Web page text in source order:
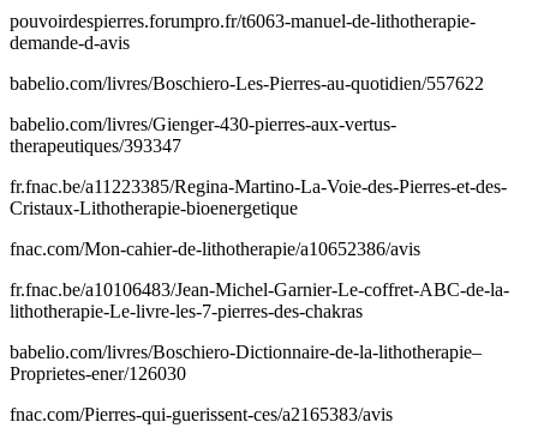
pouvoirdespierres.forumpro.fr/t6063-manuel-de-lithotherapie-
demande-d-avis
babelio.com/livres/Boschiero-Les-Pierres-au-quotidien/557622
babelio.com/livres/Gienger-430-pierres-aux-vertus-
therapeutiques/393347
fr.fnac.be/a11223385/Regina-Martino-La-Voie-des-Pierres-et-des-
Cristaux-Lithotherapie-bioenergetique
fnac.com/Mon-cahier-de-lithotherapie/a10652386/avis
fr.fnac.be/a10106483/Jean-Michel-Garnier-Le-coffret-ABC-de-la-
lithotherapie-Le-livre-les-7-pierres-des-chakras
babelio.com/livres/Boschiero-Dictionnaire-de-la-lithotherapie–
Proprietes-ener/126030
fnac.com/Pierres-qui-guerissent-ces/a2165383/avis